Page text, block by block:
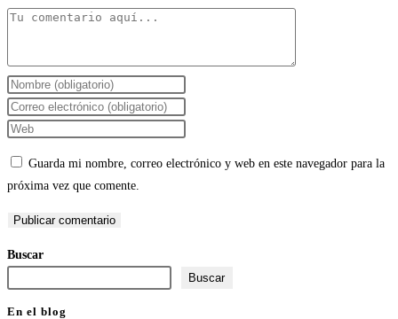
Comentario
Introduce
tu
nombre
de
usuario
comentar
Introduce
tu
correo
electrónico
comentar
Introduce
de
tu
(opcional)
Guarda mi nombre, correo electrónico y web en este navegador para la
próxima vez que comente.
Buscar
Buscar
En el blog